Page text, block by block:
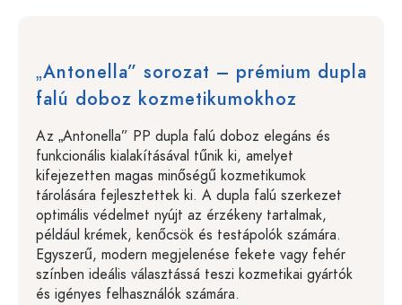
„Antonella” sorozat – prémium dupla
falú doboz kozmetikumokhoz
Az „Antonella” PP dupla falú doboz elegáns és
funkcionális kialakításával tűnik ki, amelyet
kifejezetten magas minőségű kozmetikumok
tárolására fejlesztettek ki. A dupla falú szerkezet
optimális védelmet nyújt az érzékeny tartalmak,
például krémek, kenőcsök és testápolók számára.
Egyszerű, modern megjelenése fekete vagy fehér
színben ideális választássá teszi kozmetikai gyártók
és igényes felhasználók számára.